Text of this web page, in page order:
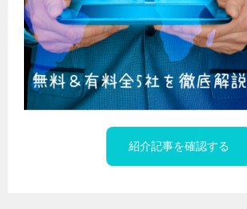
紹介記事を確認する